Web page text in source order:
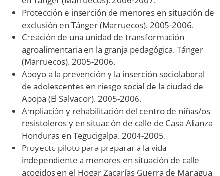
Protección e inserción de menores en situación de
exclusión en Tánger (Marruecos). 2005-2006.
Creación de una unidad de transformación
agroalimentaria en la granja pedagógica. Tánger
(Marruecos). 2005-2006.
Apoyo a la prevención y la inserción sociolaboral
de adolescentes en riesgo social de la ciudad de
Apopa (El Salvador). 2005-2006.
Ampliación y rehabilitación del centro de niñas/os
resistoleros y en situación de calle de Casa Alianza
Honduras en Tegucigalpa. 2004-2005.
Proyecto piloto para preparar a la vida
independiente a menores en situación de calle
acogidos en el Hogar Zacarías Guerra de Managua